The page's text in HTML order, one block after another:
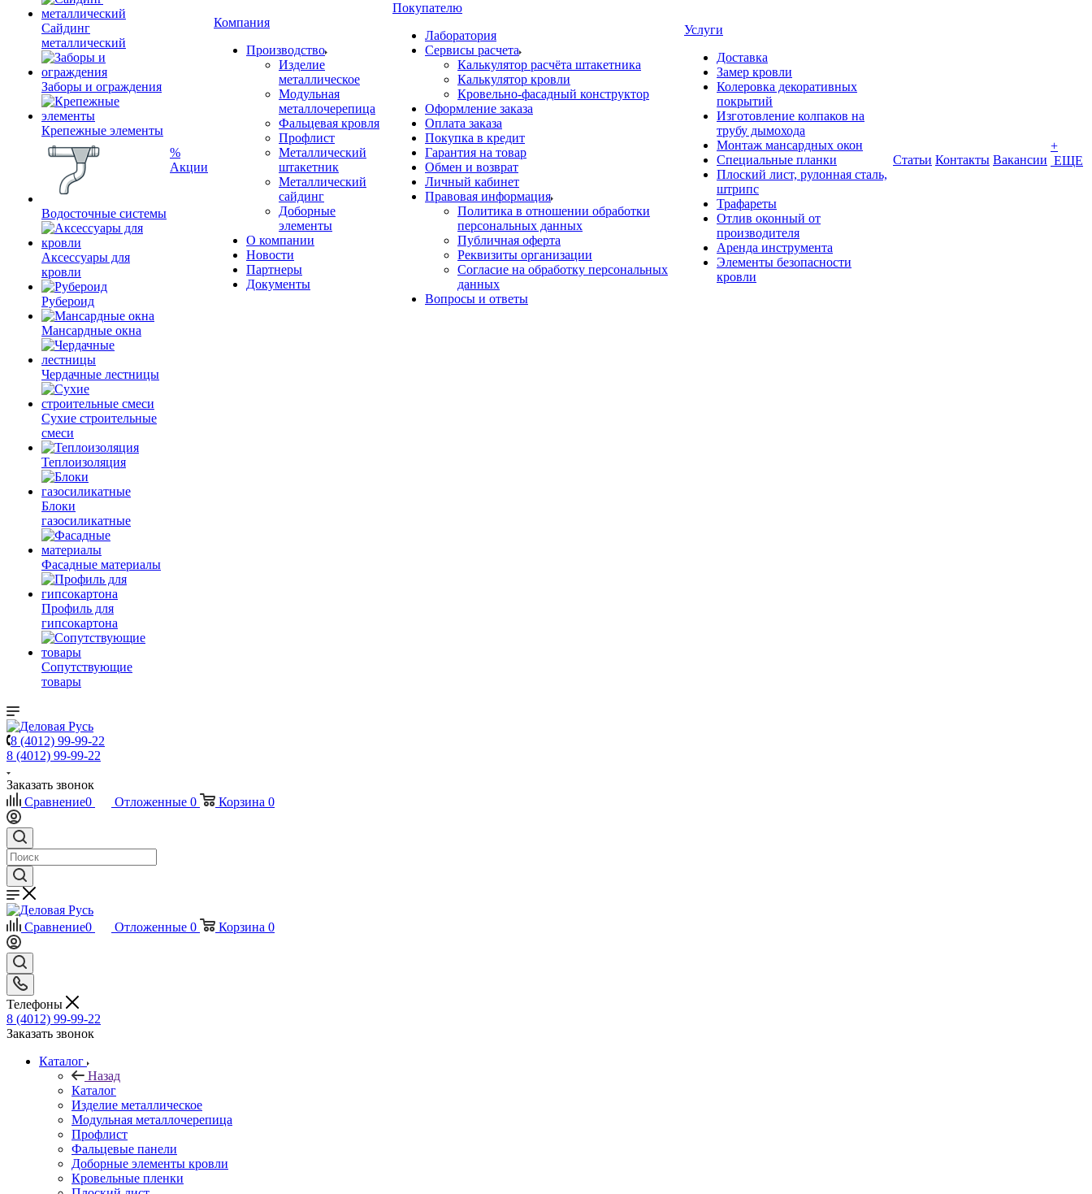
Сайдинг
металлический
Заборы и ограждения
Крепежные элементы
Водосточные системы
Аксессуары для
кровли
Рубероид
Мансардные окна
Чердачные лестницы
Сухие строительные
смеси
Теплоизоляция
Блоки
газосиликатные
Фасадные материалы
Профиль для
гипсокартона
Сопутствующие
товары
%
Акции
Компания
Производство
Изделие
металлическое
Модульная
металлочерепица
Фальцевая кровля
Профлист
Металлический
штакетник
Металлический
сайдинг
Доборные
элементы
О компании
Новости
Партнеры
Документы
Покупателю
Лаборатория
Сервисы расчета
Калькулятор расчёта штакетника
Калькулятор кровли
Кровельно-фасадный конструктор
Оформление заказа
Оплата заказа
Покупка в кредит
Гарантия на товар
Обмен и возврат
Личный кабинет
Правовая информация
Политика в отношении обработки
персональных данных
Публичная оферта
Реквизиты организации
Согласие на обработку персональных
данных
Вопросы и ответы
Услуги
Доставка
Замер кровли
Колеровка декоративных
покрытий
Изготовление колпаков на
трубу дымохода
Монтаж мансардных окон
Специальные планки
Плоский лист, рулонная сталь,
штрипс
Трафареты
Отлив оконный от
производителя
Аренда инструмента
Элементы безопасности
кровли
Статьи Контакты Вакансии
+
ЕЩЕ
8 (4012) 99-99-22
8 (4012) 99-99-22
Заказать звонок
Сравнение0 Отложенные 0 Корзина 0
Сравнение0 Отложенные 0 Корзина 0
Телефоны
8 (4012) 99-99-22
Заказать звонок
Каталог
Назад
Каталог
Изделие металлическое
Модульная металлочерепица
Профлист
Фальцевые панели
Доборные элементы кровли
Кровельные пленки